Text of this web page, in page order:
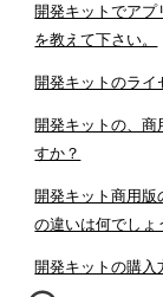
開発キットでアプ
を教えて下さい。
開発キットのライ
開発キットの、
すか？
開発キット商用版
の違いは何でしょ
開発キットの購入